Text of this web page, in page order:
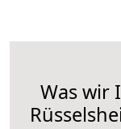
Was wir